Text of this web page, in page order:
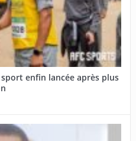
enfin lancée après plus